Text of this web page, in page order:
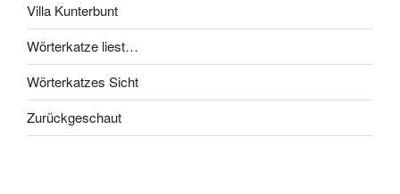
Villa Kunterbunt
Wörterkatze liest…
Wörterkatzes Sicht
Zurückgeschaut